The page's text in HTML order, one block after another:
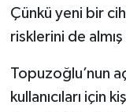
Çünkü yeni bir
risklerini de
Topuzoğlu’nun
kullanıcıları için